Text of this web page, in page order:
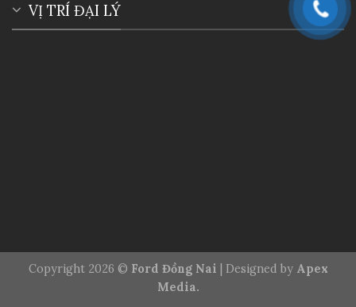
VỊ TRÍ ĐẠI LÝ
Copyright 2026 © Ford Đồng Nai | Designed by Apex
Media.